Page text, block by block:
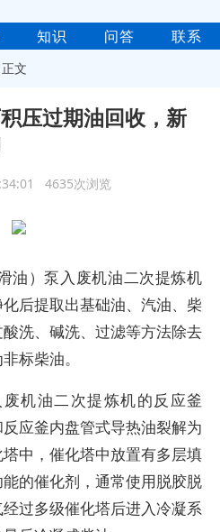
知识 问答 联系
文
压过期油回收，新
4635次浏览
油）泵入废机油二次提炼机
后提取出基础油、汽油、柴
洗、碱洗、过滤等方法除去
标柴油。
机油二次提炼机的反应釜
应釜内盘管式导热油裂解为
中，催化塔中放置有多层填
的催化剂，通常使用脱胶脱
过多级催化塔后进入冷凝系